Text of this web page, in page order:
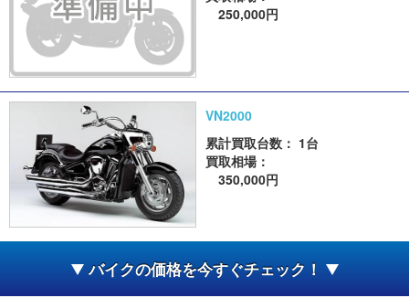
250,000円
VN2000
累計買取台数： 1台
買取相場：
350,000円
バイクの価格を今すぐチェック！